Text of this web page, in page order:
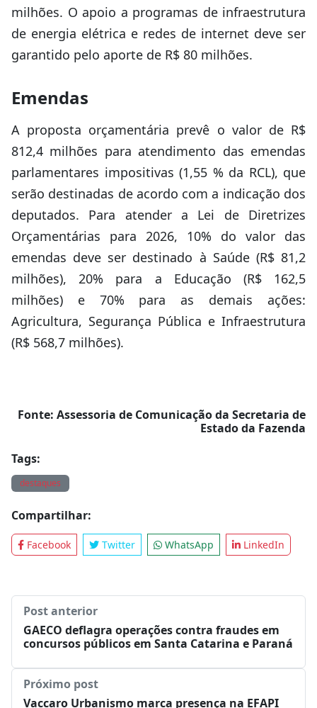
milhões. O apoio a programas de infraestrutura
de energia elétrica e redes de internet deve ser
garantido pelo aporte de R$ 80 milhões.
Emendas
A proposta orçamentária prevê o valor de R$
812,4 milhões para atendimento das emendas
parlamentares impositivas (1,55 % da RCL), que
serão destinadas de acordo com a indicação dos
deputados. Para atender a Lei de Diretrizes
Orçamentárias para 2026, 10% do valor das
emendas deve ser destinado à Saúde (R$ 81,2
milhões), 20% para a Educação (R$ 162,5
milhões) e 70% para as demais ações:
Agricultura, Segurança Pública e Infraestrutura
(R$ 568,7 milhões).
Fonte: Assessoria de Comunicação da Secretaria de
Estado da Fazenda
Tags:
destaques
Compartilhar:
Facebook Twitter WhatsApp LinkedIn
Post anterior
GAECO deflagra operações contra fraudes em
concursos públicos em Santa Catarina e Paraná
Próximo post
Vaccaro Urbanismo marca presença na EFAPI